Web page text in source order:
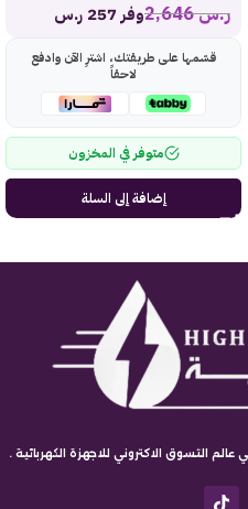
ر.س2,646 وفر 257 ر.س
قسّمها على طريقتك، اشترِ الآن وادفع
لاحقاً
متوفر في المخزون
إضافة إلى السلة
التسوق الاكتروني للاجهزة الكهربائية .